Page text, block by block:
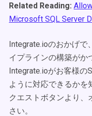
Related Reading:
Microsoft SQL Server
Integrate.ioのおかげで
イプラインの構築がか
Integrate.ioがお客様の
ように対応できるかを
クエストボタンより、
さい。